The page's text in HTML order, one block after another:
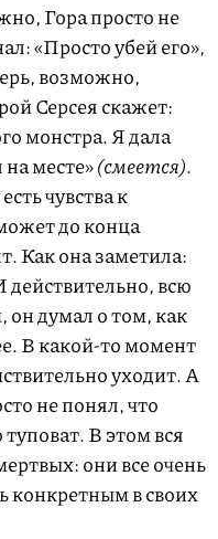
Гора просто не
«Просто убей его»,
возможно,
Серсея скажет:
монстра. Я дала
на месте»(смеется).
чувства к
до конца
Как она заметила:
всю
думал о том, как
В какой-то момент
уходит. А
не понял, что
В этом вся
они все очень
конкретным в своих